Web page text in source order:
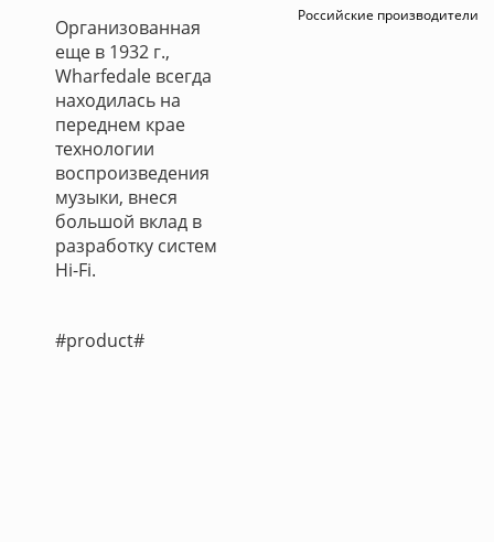
Организованная
еще в 1932 г.,
Wharfedale всегда
находилась на
переднем крае
технологии
воспроизведения
музыки, внеся
большой вклад в
разработку систем
Hi-Fi.
#product#
Российские производители